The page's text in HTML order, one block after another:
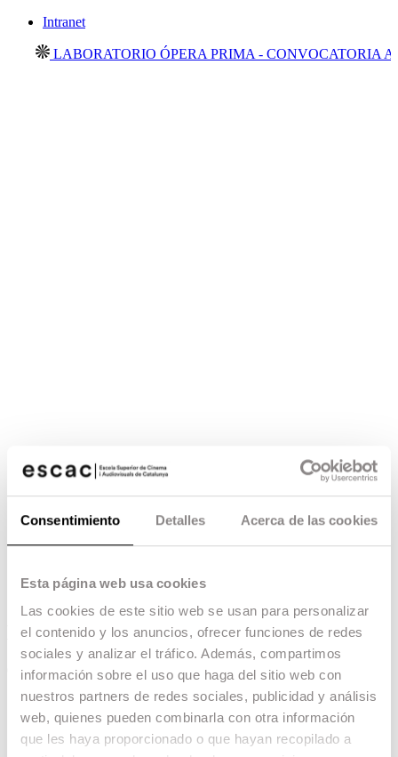
Consentimiento Detalles Acerca de las cookies
Esta página web usa cookies
Las cookies de este sitio web se usan para personalizar
el contenido y los anuncios, ofrecer funciones de redes
sociales y analizar el tráfico. Además, compartimos
información sobre el uso que haga del sitio web con
nuestros partners de redes sociales, publicidad y análisis
web, quienes pueden combinarla con otra información
que les haya proporcionado o que hayan recopilado a
Intranet
LABORATORIO ÓPERA PRIMA - CONVOCATORIA
El pacto
04.02.23 -
Guión: Jordi Vallejo
Dirección de Fotografía: Elías M Félix,
Miquel Calvo
VFX: Lluís Rivera